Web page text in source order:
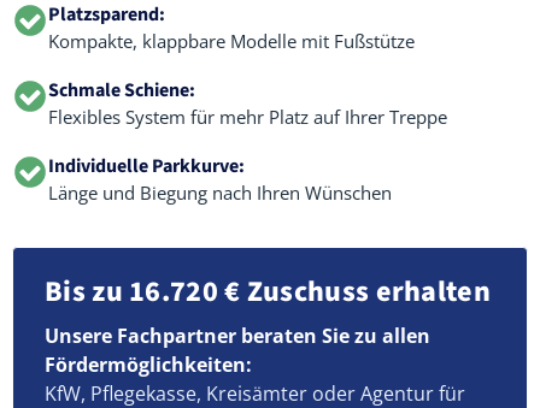
Platzsparend:
Kompakte, klappbare Modelle mit Fußstütze
Schmale Schiene:
Flexibles System für mehr Platz auf Ihrer Treppe
Individuelle Parkkurve:
Länge und Biegung nach Ihren Wünschen
Bis zu 16.720 € Zuschuss erhalten
Unsere Fachpartner beraten Sie zu allen
Fördermöglichkeiten:
KfW, Pflegekasse, Kreisämter oder Agentur für